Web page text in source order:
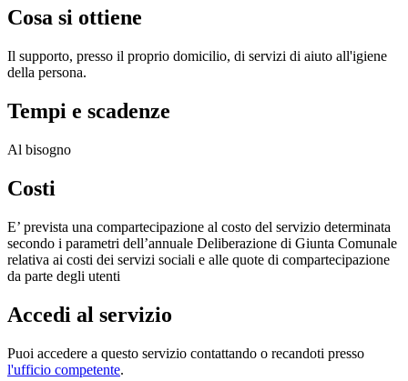
Cosa si ottiene
Il supporto, presso il proprio domicilio, di servizi di aiuto all'igiene
della persona.
Tempi e scadenze
Al bisogno
Costi
E’ prevista una compartecipazione al costo del servizio determinata
secondo i parametri dell’annuale Deliberazione di Giunta Comunale
relativa ai costi dei servizi sociali e alle quote di compartecipazione
da parte degli utenti
Accedi al servizio
Puoi accedere a questo servizio contattando o recandoti presso
l'ufficio competente.